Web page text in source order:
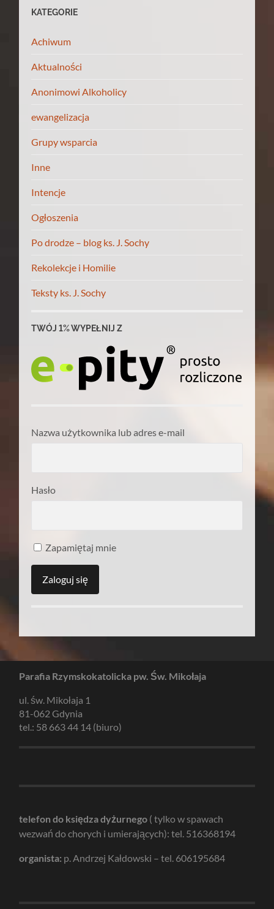
KATEGORIE
Achiwum
Aktualności
Anonimowi Alkoholicy
ewangelizacja
Grupy wsparcia
Inne
Intencje
Ogłoszenia
Po drodze – blog ks. J. Sochy
Rekolekcje i Homilie
Teksty ks. J. Sochy
TWÓJ 1% WYPEŁNIJ Z
Nazwa użytkownika lub adres e-mail
Hasło
Zapamiętaj mnie
Parafia Rzymskokatolicka pw. Św. Mikołaja
ul. św. Mikołaja 1
81-062 Gdynia
tel.: 58 663 44 14 (biuro)
telefon do księdza dyżurnego ( tylko w spawach
wezwań do chorych i umierających): tel. 516368194
organista: p. Andrzej Kałdowski – tel. 606195684